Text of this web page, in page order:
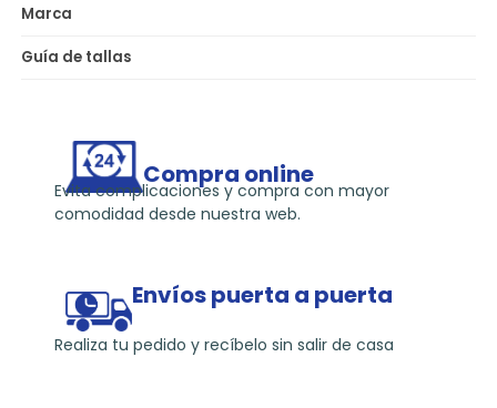
Marca
Guía de tallas
Compra online
Evita complicaciones y compra con mayor
comodidad desde nuestra web.
Envíos puerta a puerta
Realiza tu pedido y recíbelo sin salir de casa